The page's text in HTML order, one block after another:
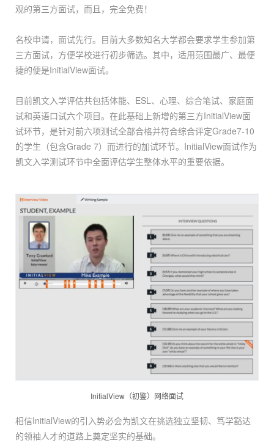
观的第三方面试，而且，完全免费！
名校申请，面试先行。目前大多数知名大学都会要求学生参加第
三方面试，方便学校进行初步筛选。其中，适用范围最广、最便
捷的便是InitialView面试。
目前凯文入学评估共包括体能、ESL、心理、综合笔试、家庭面
试和英语口试六个项目。在此基础上新增的第三方InitialView面
试环节，是针对前六项测试全部合格并符合综合评定Grade7-10
的学生（包含Grade 7）而进行的加试环节。InitialView面试作为
凯文入学测试环节中全面评估学生整体水平的重要依据。
InitialView（初鉴）网络面试
相信InitialView的引入势必会为凯文在挑选独立坚韧、笃学豁达
的领袖人才的道路上奠定坚实的基础。